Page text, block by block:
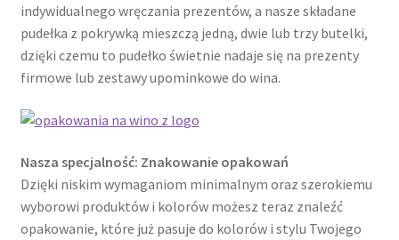
indywidualnego wręczania prezentów, a nasze składane
pudełka z pokrywką mieszczą jedną, dwie lub trzy butelki,
dzięki czemu to pudełko świetnie nadaje się na prezenty
firmowe lub zestawy upominkowe do wina.
Nasza specjalność: Znakowanie opakowań
Dzięki niskim wymaganiom minimalnym oraz szerokiemu
wyborowi produktów i kolorów możesz teraz znaleźć
opakowanie, które już pasuje do kolorów i stylu Twojego